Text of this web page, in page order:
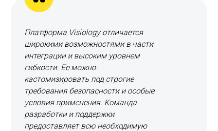
Платформа Visiology отличается
широкими возможностями в части
интеграции и высоким уровнем
гибкости. Ее можно
кастомизировать под строгие
требования безопасности и особые
условия применения. Команда
разработки и поддержки
предоставляет всю необходимую